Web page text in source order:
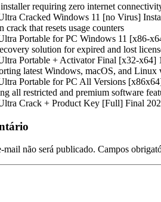
requiring zero internet
Cracked Windows 11 [no Virus]
crack that resets usage counters
Portable for PC Windows 11 [x86-
solution for expired and lost
Portable + Activator Final [x32-x64]
latest Windows, macOS, and Linux
Portable for PC All Versions
all restricted and premium software
Crack + Product Key [Full] Final
mail não será publicado. Campos